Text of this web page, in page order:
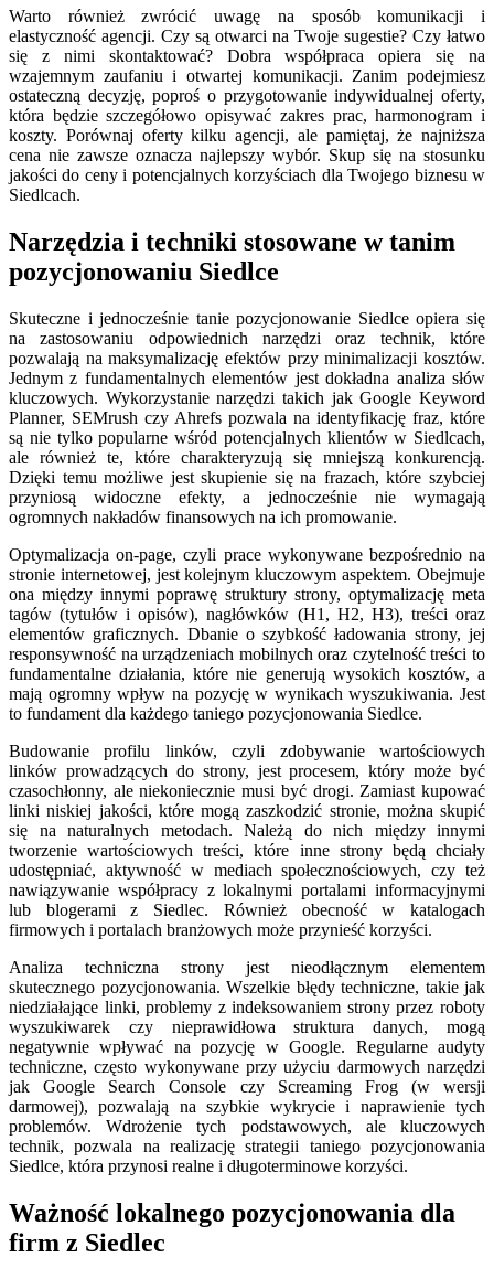
Warto również zwrócić uwagę na sposób komunikacji i
elastyczność agencji. Czy są otwarci na Twoje sugestie? Czy łatwo
się z nimi skontaktować? Dobra współpraca opiera się na
wzajemnym zaufaniu i otwartej komunikacji. Zanim podejmiesz
ostateczną decyzję, poproś o przygotowanie indywidualnej oferty,
która będzie szczegółowo opisywać zakres prac, harmonogram i
koszty. Porównaj oferty kilku agencji, ale pamiętaj, że najniższa
cena nie zawsze oznacza najlepszy wybór. Skup się na stosunku
jakości do ceny i potencjalnych korzyściach dla Twojego biznesu w
Siedlcach.
Narzędzia i techniki stosowane w tanim
pozycjonowaniu Siedlce
Skuteczne i jednocześnie tanie pozycjonowanie Siedlce opiera się
na zastosowaniu odpowiednich narzędzi oraz technik, które
pozwalają na maksymalizację efektów przy minimalizacji kosztów.
Jednym z fundamentalnych elementów jest dokładna analiza słów
kluczowych. Wykorzystanie narzędzi takich jak Google Keyword
Planner, SEMrush czy Ahrefs pozwala na identyfikację fraz, które
są nie tylko popularne wśród potencjalnych klientów w Siedlcach,
ale również te, które charakteryzują się mniejszą konkurencją.
Dzięki temu możliwe jest skupienie się na frazach, które szybciej
przyniosą widoczne efekty, a jednocześnie nie wymagają
ogromnych nakładów finansowych na ich promowanie.
Optymalizacja on-page, czyli prace wykonywane bezpośrednio na
stronie internetowej, jest kolejnym kluczowym aspektem. Obejmuje
ona między innymi poprawę struktury strony, optymalizację meta
tagów (tytułów i opisów), nagłówków (H1, H2, H3), treści oraz
elementów graficznych. Dbanie o szybkość ładowania strony, jej
responsywność na urządzeniach mobilnych oraz czytelność treści to
fundamentalne działania, które nie generują wysokich kosztów, a
mają ogromny wpływ na pozycję w wynikach wyszukiwania. Jest
to fundament dla każdego taniego pozycjonowania Siedlce.
Budowanie profilu linków, czyli zdobywanie wartościowych
linków prowadzących do strony, jest procesem, który może być
czasochłonny, ale niekoniecznie musi być drogi. Zamiast kupować
linki niskiej jakości, które mogą zaszkodzić stronie, można skupić
się na naturalnych metodach. Należą do nich między innymi
tworzenie wartościowych treści, które inne strony będą chciały
udostępniać, aktywność w mediach społecznościowych, czy też
nawiązywanie współpracy z lokalnymi portalami informacyjnymi
lub blogerami z Siedlec. Również obecność w katalogach
firmowych i portalach branżowych może przynieść korzyści.
Analiza techniczna strony jest nieodłącznym elementem
skutecznego pozycjonowania. Wszelkie błędy techniczne, takie jak
niedziałające linki, problemy z indeksowaniem strony przez roboty
wyszukiwarek czy nieprawidłowa struktura danych, mogą
negatywnie wpływać na pozycję w Google. Regularne audyty
techniczne, często wykonywane przy użyciu darmowych narzędzi
jak Google Search Console czy Screaming Frog (w wersji
darmowej), pozwalają na szybkie wykrycie i naprawienie tych
problemów. Wdrożenie tych podstawowych, ale kluczowych
technik, pozwala na realizację strategii taniego pozycjonowania
Siedlce, która przynosi realne i długoterminowe korzyści.
Ważność lokalnego pozycjonowania dla
firm z Siedlec